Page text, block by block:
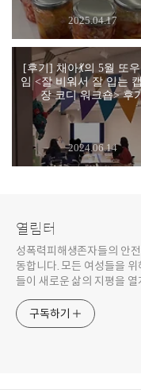
2025.04.17
[후기] 채아💃의 5월 또
임 <잘 비워서 잘 입는
장 코디 워크숍> 후
2024.06.14
열림터
성폭력피해생존자들의 안
동합니다. 모든 여성들을
들이 새로운 삶의 지평을
구독하기